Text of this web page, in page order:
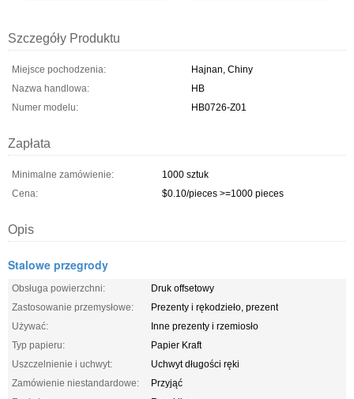
Szczegóły Produktu
Miejsce pochodzenia:
Hajnan, Chiny
Nazwa handlowa:
HB
Numer modelu:
HB0726-Z01
Zapłata
Minimalne zamówienie:
1000 sztuk
Cena:
$0.10/pieces >=1000 pieces
Opis
Stalowe przegrody
Obsługa powierzchni:
Druk offsetowy
Zastosowanie przemysłowe:
Prezenty i rękodzieło, prezent
Używać:
Inne prezenty i rzemiosło
Typ papieru:
Papier Kraft
Uszczelnienie i uchwyt:
Uchwyt długości ręki
Zamówienie niestandardowe:
Przyjąć